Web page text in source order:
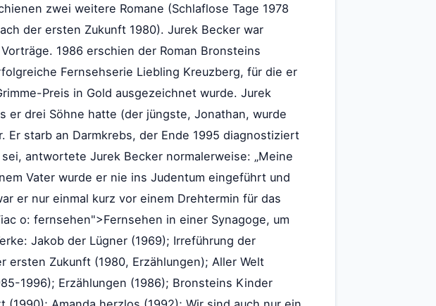
zwei weitere Romane (Schlaflose Tage 1978
der ersten Zukunft 1980). Jurek Becker war
1986 erschien der Roman Bronsteins
Fernsehserie Liebling Kreuzberg, für die er
Preis in Gold ausgezeichnet wurde. Jurek
er drei Söhne hatte (der jüngste, Jonathan, wurde
Er starb an Darmkrebs, der Ende 1995 diagnostiziert
antwortete Jurek Becker normalerweise: „Meine
Vater wurde er nie ins Judentum eingeführt und
er nur einmal kurz vor einem Drehtermin für das
o: fernsehen">Fernsehen in einer Synagoge, um
Jakob der Lügner (1969); Irreführung der
ersten Zukunft (1980, Erzählungen); Aller Welt
1996); Erzählungen (1986); Bronsteins Kinder